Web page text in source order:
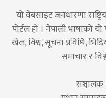
यो वेबसाइट जनधारणा
पोर्टल हो । नेपाली भाषाको
खेल, विश्व, सूचना प्रविधि,
समाचार र
सञ्चालक